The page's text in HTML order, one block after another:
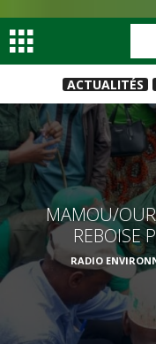
ACTUALITÉS
MAMOU/
REBOISE
RADIO